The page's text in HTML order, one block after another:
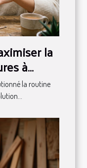
la
à
la routine